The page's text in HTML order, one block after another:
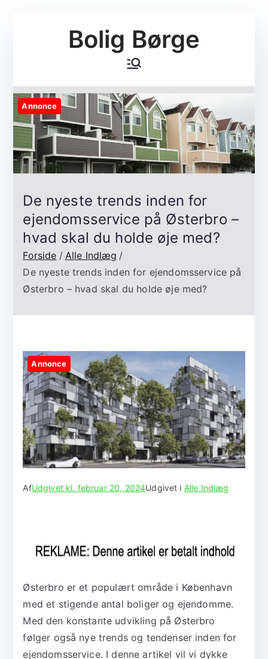
Bolig Børge
Annonce
De nyeste trends inden for
ejendomsservice på Østerbro –
hvad skal du holde øje med?
Forside
Alle Indlæg
De nyeste trends inden for ejendomsservice på
Østerbro – hvad skal du holde øje med?
Annonce
AfUdgivet kl. februar 20, 2024Udgivet i Alle Indlæg
Østerbro er et populært område i København
med et stigende antal boliger og ejendomme.
Med den konstante udvikling på Østerbro
følger også nye trends og tendenser inden for
ejendomsservice. I denne artikel vil vi dykke